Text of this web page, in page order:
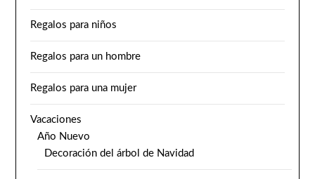
Regalos para niños
Regalos para un hombre
Regalos para una mujer
Vacaciones
Año Nuevo
Decoración del árbol de Navidad